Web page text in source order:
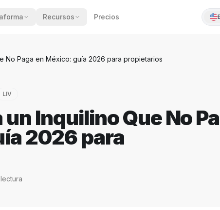
Recursos Precios
No Paga en México: guía 2026 para propietarios
LIV
un Inquilino Que No
2026 para